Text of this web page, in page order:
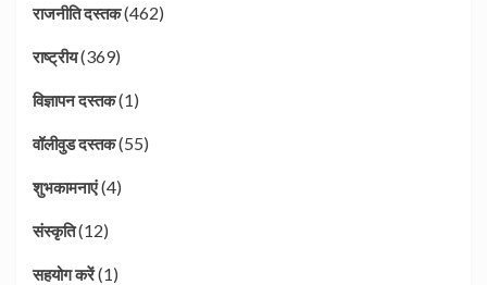
राजनीति दस्तक(462)
राष्ट्रीय(369)
विज्ञापन दस्तक(1)
वॉलीवुड दस्तक(55)
शुभकामनाएं(4)
संस्कृति(12)
सहयोग करें(1)